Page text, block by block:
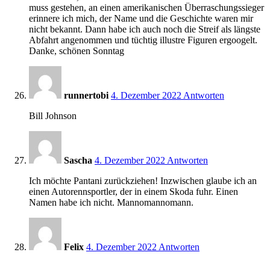
muss gestehen, an einen amerikanischen Überraschungssieger
erinnere ich mich, der Name und die Geschichte waren mir
nicht bekannt. Dann habe ich auch noch die Streif als längste
Abfahrt angenommen und tüchtig illustre Figuren ergoogelt.
Danke, schönen Sonntag
runnertobi 4. Dezember 2022 Antworten
Bill Johnson
Sascha 4. Dezember 2022 Antworten
Ich möchte Pantani zurückziehen! Inzwischen glaube ich an
einen Autorennsportler, der in einem Skoda fuhr. Einen
Namen habe ich nicht. Mannomannomann.
Felix 4. Dezember 2022 Antworten